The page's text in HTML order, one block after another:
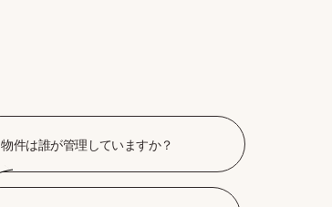
物件は誰が管理していますか？